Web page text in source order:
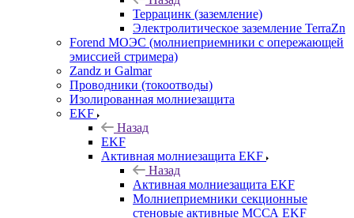
Террацинк (заземление)
Электролитическое заземление TerraZn
Forend МОЭС (молниеприемники с опережающей
эмиссией стримера)
Zandz и Galmar
Проводники (токоотводы)
Изолированная молниезащита
EKF
Назад
EKF
Активная молниезащита EKF
Назад
Активная молниезащита EKF
Молниеприемники секционные
стеновые активные МССА EKF